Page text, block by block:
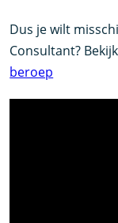
Dus je wilt
Consultant?
beroep